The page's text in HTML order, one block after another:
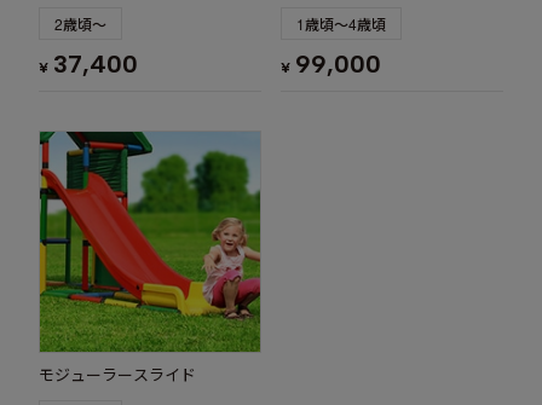
2歳頃～
¥ 37,400
1歳頃～4歳頃
¥ 99,000
モジューラースライド